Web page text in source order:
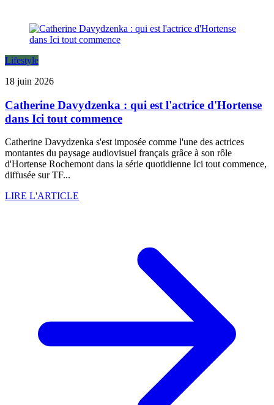
Lifestyle
18 juin 2026
Catherine Davydzenka : qui est l'actrice d'Hortense
dans Ici tout commence
Catherine Davydzenka s'est imposée comme l'une des actrices
montantes du paysage audiovisuel français grâce à son rôle
d'Hortense Rochemont dans la série quotidienne Ici tout commence,
diffusée sur TF...
LIRE L'ARTICLE